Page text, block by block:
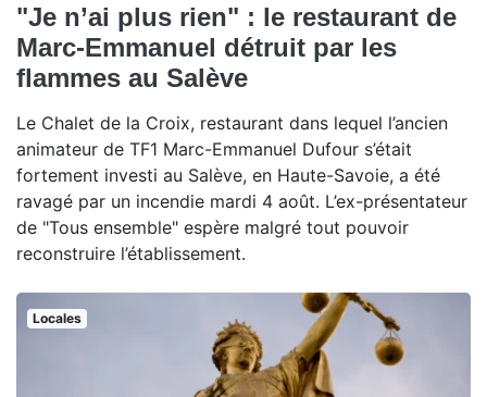
"Je n’ai plus rien" : le restaurant de
Marc-Emmanuel détruit par les
flammes au Salève
Le Chalet de la Croix, restaurant dans lequel l’ancien
animateur de TF1 Marc-Emmanuel Dufour s’était
fortement investi au Salève, en Haute-Savoie, a été
ravagé par un incendie mardi 4 août. L’ex-présentateur
de "Tous ensemble" espère malgré tout pouvoir
reconstruire l’établissement.
Locales